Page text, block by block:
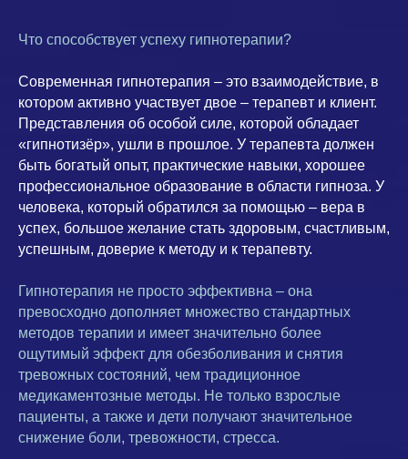
Что способствует успеху гипнотерапии?
Современная гипнотерапия – это взаимодействие, в
котором активно участвует двое – терапевт и клиент.
Представления об особой силе, которой обладает
«гипнотизёр», ушли в прошлое. У терапевта должен
быть богатый опыт, практические навыки, хорошее
профессиональное образование в области гипноза. У
человека, который обратился за помощью – вера в
успех, большое желание стать здоровым, счастливым,
успешным, доверие к методу и к терапевту.
Гипнотерапия не просто эффективна – она
превосходно дополняет множество стандартных
методов терапии и имеет значительно более
ощутимый эффект для обезболивания и снятия
тревожных состояний, чем традиционное
медикаментозные методы. Не только взрослые
пациенты, а также и дети получают значительное
снижение боли, тревожности, стресса.